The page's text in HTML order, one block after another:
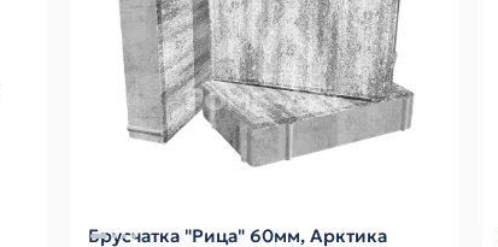
Брусчатка "Рица" 60мм, Арктика